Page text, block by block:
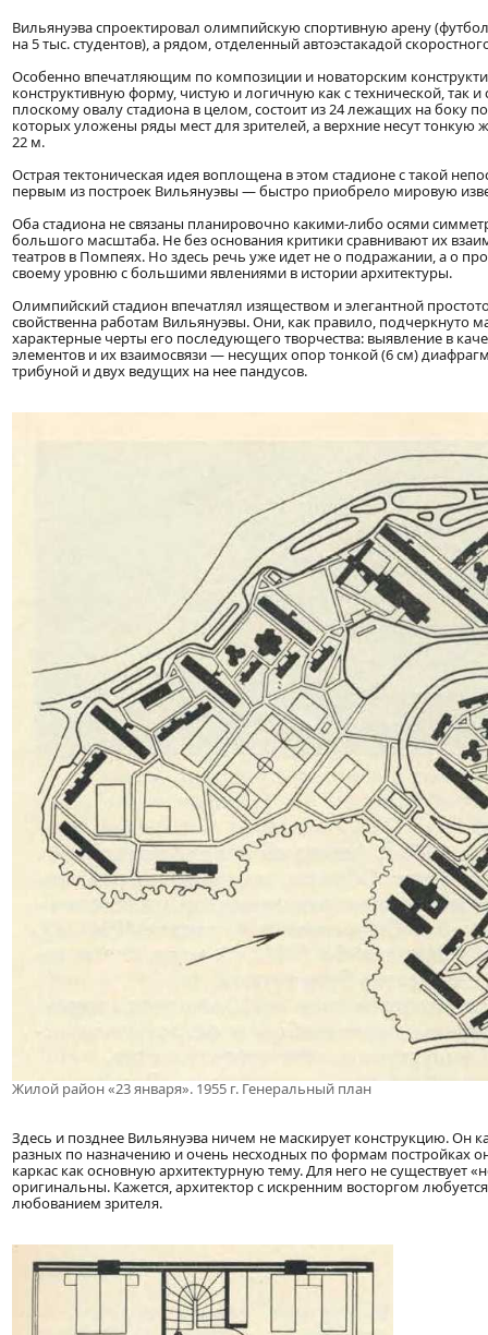
Вильянуэва спроектировал олимпийскую спортивную арену
на 5 тыс. студентов), а рядом, отделенный автоэстакадой
Особенно впечатляющим по композиции и новаторским
конструктивную форму, чистую и логичную как с технической, так
плоскому овалу стадиона в целом, состоит из 24 лежащих на
которых уложены ряды мест для зрителей, а верхние несут
22 м.
Острая тектоническая идея воплощена в этом стадионе с такой
первым из построек Вильянуэвы — быстро приобрело мировую
Оба стадиона не связаны планировочно какими-либо осями
большого масштаба. Не без основания критики сравнивают их
театров в Помпеях. Но здесь речь уже идет не о подражании, а о
своему уровню с большими явлениями в истории архитектуры.
Олимпийский стадион впечатлял изяществом и элегантной
свойственна работам Вильянуэвы. Они, как правило, подчеркнуто
характерные черты его последующего творчества: выявление в
элементов и их взаимосвязи — несущих опор тонкой (6 см)
трибуной и двух ведущих на нее пандусов.
Жилой район «23 января». 1955 г. Генеральный план
Здесь и позднее Вильянуэва ничем не маскирует конструкцию. Он
разных по назначению и очень несходных по формам постройках
каркас как основную архитектурную тему. Для него не существует
оригинальны. Кажется, архитектор с искренним восторгом
любованием зрителя.